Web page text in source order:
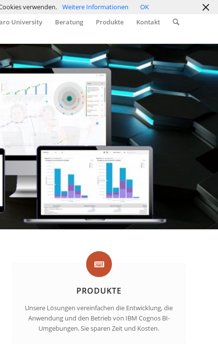
University Beratung Produkte Kontakt
PRODUKTE
Unsere Lösungen vereinfachen die Entwicklung, die
Anwendung und den Betrieb von IBM Cognos BI-
Umgebungen. Sie sparen Zeit und Kosten.
verwenden. Weitere Informationen OK